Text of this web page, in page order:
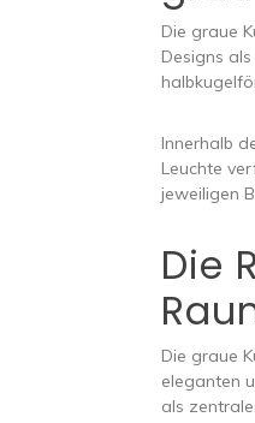
Die graue
Designs
Innerhalb
Leuchte
jeweiligen
Die
Die graue
eleganten
als